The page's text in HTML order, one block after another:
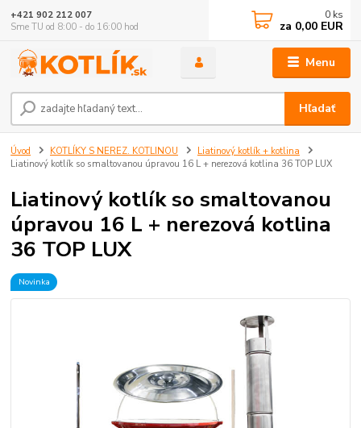
Menu
Hľadať
+421 902 212 007
Sme TU od 8:00 - do 16:00 hod
0 ks
za 0,00 EUR
Úvod KOTLÍKY S NEREZ. KOTLINOU
Liatinový kotlík + kotlina
Liatinový kotlík so smaltovanou úpravou 16 L + nerezová kotlina 36 TOP LUX
Liatinový kotlík so smaltovanou
úpravou 16 L + nerezová kotlina
36 TOP LUX
Novinka